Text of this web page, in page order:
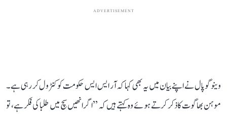
ADVERTISEMENT
وینوگوپال نے اپنے بیان میں یہ بھی کہا کہ آر ایس ایس حکومت کو کنٹرول کر رہی ہے۔
موہن بھاگوت کا ذکر کرتے ہوئے وہ کہتے ہیں کہ ’’اگر انھیں سچ میں طلبا کی فکر ہے، تو